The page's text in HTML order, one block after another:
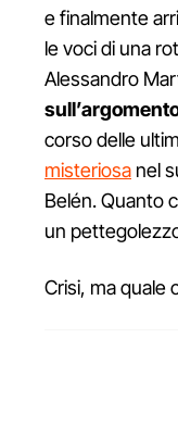
e finalmente
le voci di una
Alessandro
corso delle
misteriosa nel
Belén. Quanto
un
Crisi, ma quale